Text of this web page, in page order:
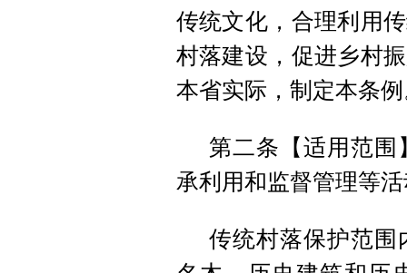
传统文化，合理利用
村落建设，促进乡村
本省实际，制定本条
第二条【适用范
承利用和监督管理等
传统村落保护范围